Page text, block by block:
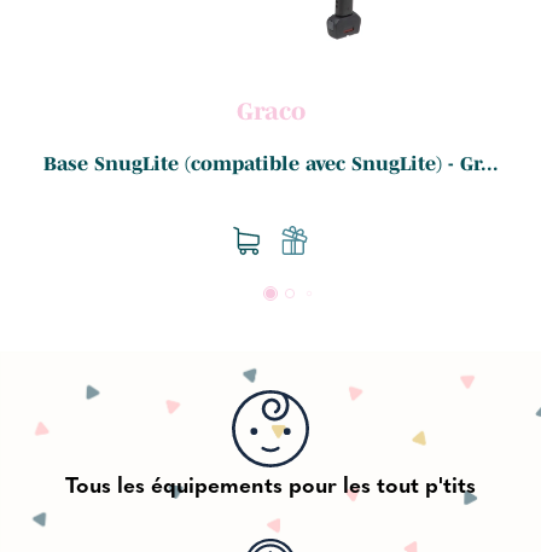
Graco
Base SnugLite (compatible avec SnugLite) - Gr...
Tous les équipements pour les tout p'tits